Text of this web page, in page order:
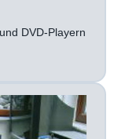
DVD-Playern